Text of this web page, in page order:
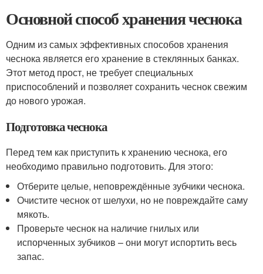
Основной способ хранения чеснока
Одним из самых эффективных способов хранения
чеснока является его хранение в стеклянных банках.
Этот метод прост, не требует специальных
приспособлений и позволяет сохранить чеснок свежим
до нового урожая.
Подготовка чеснока
Перед тем как приступить к хранению чеснока, его
необходимо правильно подготовить. Для этого:
Отберите целые, неповреждённые зубчики чеснока.
Очистите чеснок от шелухи, но не повреждайте саму
мякоть.
Проверьте чеснок на наличие гнилых или
испорченных зубчиков – они могут испортить весь
запас.